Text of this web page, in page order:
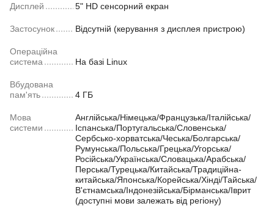
Дисплей 5" HD сенсорний екран
Застосунок Відсутній (керування з дисплея пристрою)
Операційна
система
На базі Linux
Вбудована
пам'ять
4 ГБ
Мова
системи
Англійська/Німецька/Французька/Італійська/
Іспанська/Португальська/Словенська/
Сербсько-хорватська/Чеська/Болгарська/
Румунська/Польська/Грецька/Угорська/
Російська/Українська/Словацька/Арабська/
Перська/Турецька/Китайська/Традиційна-
китайська/Японська/Корейська/Хінді/Тайська/
В'єтнамська/Індонезійська/Бірманська/Іврит
(доступні мови залежать від регіону)